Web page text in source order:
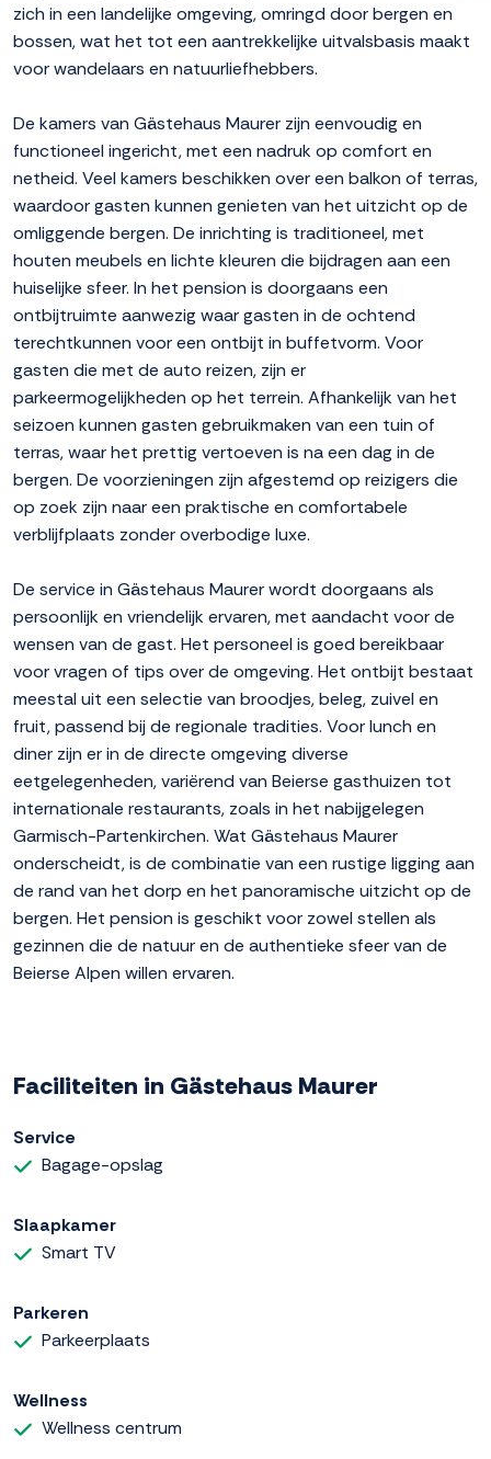
zich in een landelijke omgeving, omringd door bergen en
bossen, wat het tot een aantrekkelijke uitvalsbasis maakt
voor wandelaars en natuurliefhebbers.
De kamers van Gästehaus Maurer zijn eenvoudig en
functioneel ingericht, met een nadruk op comfort en
netheid. Veel kamers beschikken over een balkon of terras,
waardoor gasten kunnen genieten van het uitzicht op de
omliggende bergen. De inrichting is traditioneel, met
houten meubels en lichte kleuren die bijdragen aan een
huiselijke sfeer. In het pension is doorgaans een
ontbijtruimte aanwezig waar gasten in de ochtend
terechtkunnen voor een ontbijt in buffetvorm. Voor
gasten die met de auto reizen, zijn er
parkeermogelijkheden op het terrein. Afhankelijk van het
seizoen kunnen gasten gebruikmaken van een tuin of
terras, waar het prettig vertoeven is na een dag in de
bergen. De voorzieningen zijn afgestemd op reizigers die
op zoek zijn naar een praktische en comfortabele
verblijfplaats zonder overbodige luxe.
De service in Gästehaus Maurer wordt doorgaans als
persoonlijk en vriendelijk ervaren, met aandacht voor de
wensen van de gast. Het personeel is goed bereikbaar
voor vragen of tips over de omgeving. Het ontbijt bestaat
meestal uit een selectie van broodjes, beleg, zuivel en
fruit, passend bij de regionale tradities. Voor lunch en
diner zijn er in de directe omgeving diverse
eetgelegenheden, variërend van Beierse gasthuizen tot
internationale restaurants, zoals in het nabijgelegen
Garmisch-Partenkirchen. Wat Gästehaus Maurer
onderscheidt, is de combinatie van een rustige ligging aan
de rand van het dorp en het panoramische uitzicht op de
bergen. Het pension is geschikt voor zowel stellen als
gezinnen die de natuur en de authentieke sfeer van de
Beierse Alpen willen ervaren.
Faciliteiten in Gästehaus Maurer
Service
Bagage-opslag
Slaapkamer
Smart TV
Parkeren
Parkeerplaats
Wellness
Wellness centrum